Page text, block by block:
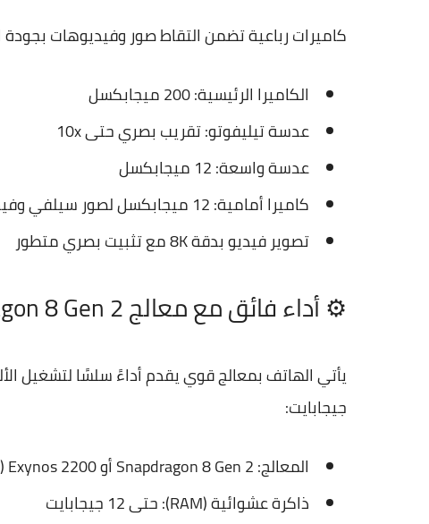
كاميرات رباعية تضمن التقاط صور وفيديوهات
الكاميرا الرئيسية: 200 ميجابكسل
عدسة تيليفوتو: تقريب بصري حتى 10x
عدسة واسعة: 12 ميجابكسل
كاميرا أمامية: 12 ميجابكسل لصور سيلفي وفيديوهات عالية الجودة
تصوير فيديو بدقة 8K مع تثبيت بصري متطور
⚙️ أداء فائق مع معالج Snapdragon 8 Gen 2
جيجابايت:
المعالج: Snapdragon 8 Gen 2 أو Exynos 2200 (حسب المنطقة)
ذاكرة عشوائية (RAM): حتى 12 جيجابايت